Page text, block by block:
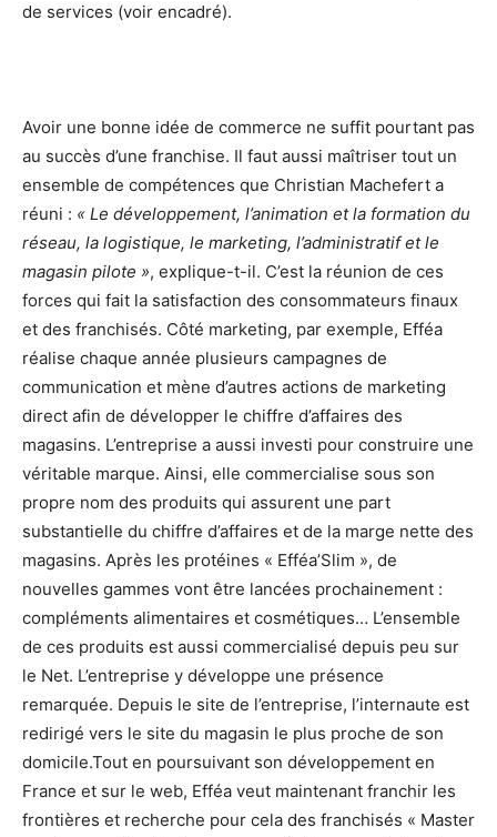
de services (voir encadré).
Avoir une bonne idée de commerce ne suffit pourtant pas
au succès d’une franchise. Il faut aussi maîtriser tout un
ensemble de compétences que Christian Machefert a
réuni : « Le développement, l’animation et la formation du
réseau, la logistique, le marketing, l’administratif et le
magasin pilote », explique-t-il. C’est la réunion de ces
forces qui fait la satisfaction des consommateurs finaux
et des franchisés. Côté marketing, par exemple, Efféa
réalise chaque année plusieurs campagnes de
communication et mène d’autres actions de marketing
direct afin de développer le chiffre d’affaires des
magasins. L’entreprise a aussi investi pour construire une
véritable marque. Ainsi, elle commercialise sous son
propre nom des produits qui assurent une part
substantielle du chiffre d’affaires et de la marge nette des
magasins. Après les protéines « Efféa’Slim », de
nouvelles gammes vont être lancées prochainement :
compléments alimentaires et cosmétiques… L’ensemble
de ces produits est aussi commercialisé depuis peu sur
le Net. L’entreprise y développe une présence
remarquée. Depuis le site de l’entreprise, l’internaute est
redirigé vers le site du magasin le plus proche de son
domicile.Tout en poursuivant son développement en
France et sur le web, Efféa veut maintenant franchir les
frontières et recherche pour cela des franchisés « Master